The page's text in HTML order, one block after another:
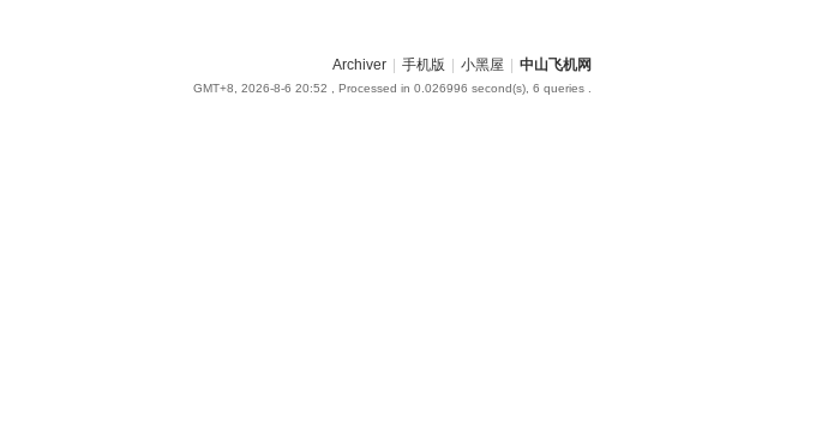
Archiver 手机版 小黑屋 中山飞机网
GMT+8, 2026-8-6 20:52 , Processed in 0.026996 second(s), 6 queries .